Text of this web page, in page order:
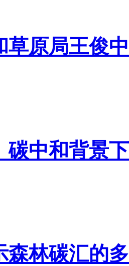
草原局王俊
碳中和背景
森林碳汇的